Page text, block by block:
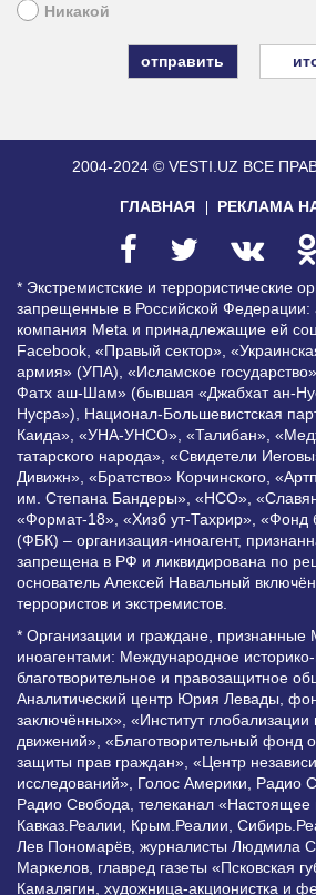
Никакой
2004-2024 © VESTI.UZ ВСЕ
ГЛАВНАЯ РЕКЛАМА
* Экстремистские и террористические
запрещенные в Российской Федерации:
компания Meta и принадлежащие ей
Facebook, «Правый сектор»,
армия» (УПА), «Исламское
Фатх аш-Шам» (бывшая «Джабхат ан-
Нусра»), Национал-Большевистская
Каида», «УНА-УНСО», «Талибан»,
татарского народа», «Свидетели
Дивижн», «Братство» Корчинского,
им. Степана Бандеры», «НСО»,
«Формат-18», «Хизб ут-Тахрир», «Фонд
(ФБК) – организация-иноагент,
запрещена в РФ и ликвидирована по
основатель Алексей Навальный
террористов и экстремистов.
* Организации и граждане,
иноагентами: Международное историко-
благотворительное и правозащитное
Аналитический центр Юрия Левады,
заключённых», «Институт
движений», «Благотворительный фонд
защиты прав граждан», «Центр
исследований», Голос Америки, Радио
Радио Свобода, телеканал «Настоящее
Кавказ.Реалии, Крым.Реалии,
Лев Пономарёв, журналисты Людмила
Маркелов, главред газеты «Псковская
Камалягин, художница-акционистка и